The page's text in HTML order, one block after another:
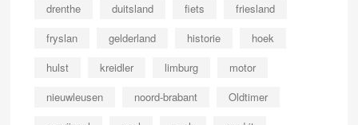
drenthe
duitsland fiets
friesland
fryslan
gelderland historie
hoek
hulst
kreidler limburg
motor
nieuwleusen
noord-brabant
Oldtimer